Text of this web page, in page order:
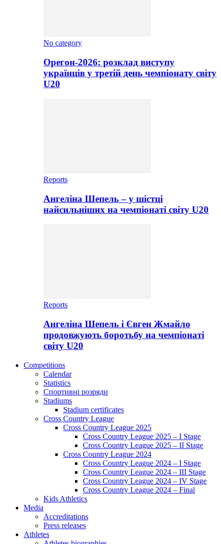
No category
Орегон-2026: розклад виступу
українців у третій день чемпіонату світу
U20
Reports
Ангеліна Шепель – у шістці
найсильніших на чемпіонаті світу U20
Reports
Ангеліна Шепель і Євген Жмайло
продовжують боротьбу на чемпіонаті
світу U20
Competitions
Calendar
Statistics
Спортивні розряди
Stadiums
Stadium certificates
Cross Country League
Cross Country League 2025
Cross Country League 2025 – I Stage
Cross Country League 2025 – II Stage
Cross Country League 2024
Cross Country League 2024 – I Stage
Cross Country League 2024 – III Stage
Cross Country League 2024 – IV Stage
Cross Country League 2024 – Final
Kids Athletics
Media
Accreditations
Press releases
Athletes